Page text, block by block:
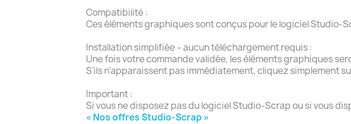
Compatibilité :
Ces éléments graphiques sont conçus pour le logiciel Studio-
Installation simplifiée – aucun téléchargement requis :
Une fois votre commande validée, les éléments graphiques
S’ils n’apparaissent pas immédiatement, cliquez simplement
Important :
Si vous ne disposez pas du logiciel Studio-Scrap ou si vous
« Nos offres Studio-Scrap »